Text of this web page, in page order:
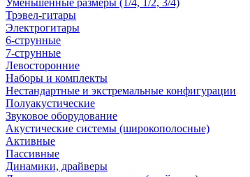
Уменьшенные размеры (1/4, 1/2, 3/4)
Трэвел-гитары
Электрогитары
6-струнные
7-струнные
Левосторонние
Наборы и комплекты
Нестандартные и экстремальные конфигурации
Полуакустические
Звуковое оборудование
Акустические системы (широкополосные)
Активные
Пассивные
Динамики, драйверы